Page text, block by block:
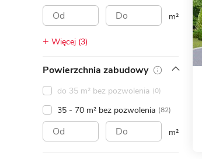
DODATKOWE ELEMENTY
AKADEMIA EXTRADOM.PL
BAZA WIEDZY
Zobacz wszystkie porady
m²
Więcej (3)
Powierzchnia zabudowy
do 35 m² bez pozwolenia (0)
35 - 70 m² bez pozwolenia (82)
m²